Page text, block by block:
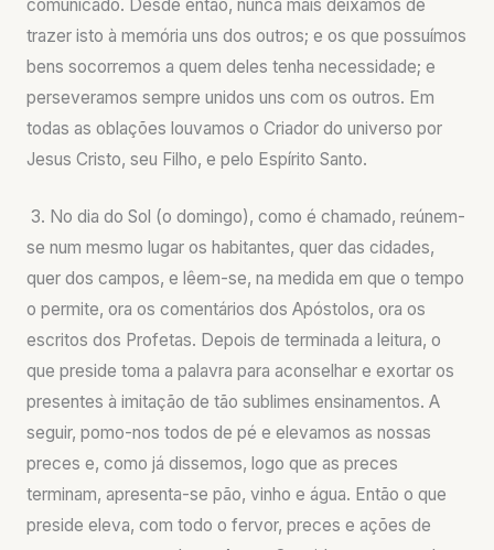
comunicado. Desde então, nunca mais deixámos de
trazer isto à memória uns dos outros; e os que possuímos
bens socorremos a quem deles tenha necessidade; e
perseveramos sempre unidos uns com os outros. Em
todas as oblações louvamos o Criador do universo por
Jesus Cristo, seu Filho, e pelo Espírito Santo.
3. No dia do Sol (o domingo), como é chamado, reúnem-
se num mesmo lugar os habitantes, quer das cidades,
quer dos campos, e lêem-se, na medida em que o tempo
o permite, ora os comentários dos Apóstolos, ora os
escritos dos Profetas. Depois de terminada a leitura, o
que preside toma a palavra para aconselhar e exortar os
presentes à imitação de tão sublimes ensinamentos. A
seguir, pomo-nos todos de pé e elevamos as nossas
preces e, como já dissemos, logo que as preces
terminam, apresenta-se pão, vinho e água. Então o que
preside eleva, com todo o fervor, preces e ações de